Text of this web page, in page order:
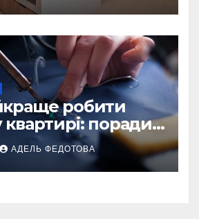
робити
поради
2026
АДЕЛЬ ФЕДОТОВА